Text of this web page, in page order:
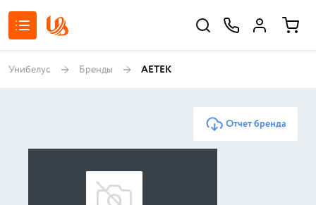
Унибелус Бренды AETEK
Отчет бренда